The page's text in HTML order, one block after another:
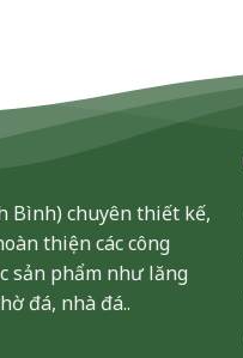
Bình) chuyên thiết kế,
thiện các công
sản phẩm như lăng
đá, nhà đá..